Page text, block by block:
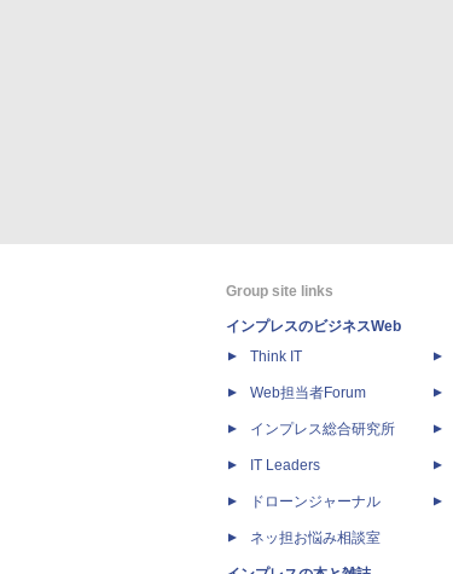
Group site links
インプレスのビジネスWeb
Think IT
Web担当者Forum
インプレス総合研究所
IT Leaders
ドローンジャーナル
ネッ担お悩み相談室